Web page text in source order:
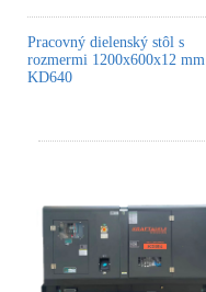
Pracovný dielenský stôl s
rozmermi 1200x600x12 mm
KD640